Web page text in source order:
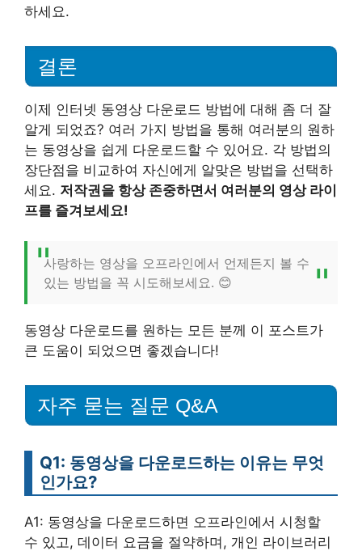
하세요.
결론
이제 인터넷 동영상 다운로드 방법에 대해 좀 더 잘
알게 되었죠? 여러 가지 방법을 통해 여러분의 원하
는 동영상을 쉽게 다운로드할 수 있어요. 각 방법의
장단점을 비교하여 자신에게 알맞은 방법을 선택하
세요. 저작권을 항상 존중하면서 여러분의 영상 라이
프를 즐겨보세요!
사랑하는 영상을 오프라인에서 언제든지 볼 수
있는 방법을 꼭 시도해보세요. 😊
동영상 다운로드를 원하는 모든 분께 이 포스트가
큰 도움이 되었으면 좋겠습니다!
자주 묻는 질문 Q&A
Q1: 동영상을 다운로드하는 이유는 무엇
인가요?
A1: 동영상을 다운로드하면 오프라인에서 시청할
수 있고, 데이터 요금을 절약하며, 개인 라이브러리